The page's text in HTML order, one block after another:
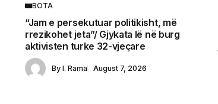
BOTA
“Jam e persekutuar politikisht, më
rrezikohet jeta”/ Gjykata lë në burg
aktivisten turke 32-vjeçare
By I. Rama August 7, 2026